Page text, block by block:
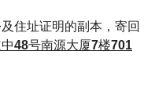
住址证明的副本，寄回
48号南源大厦7楼701